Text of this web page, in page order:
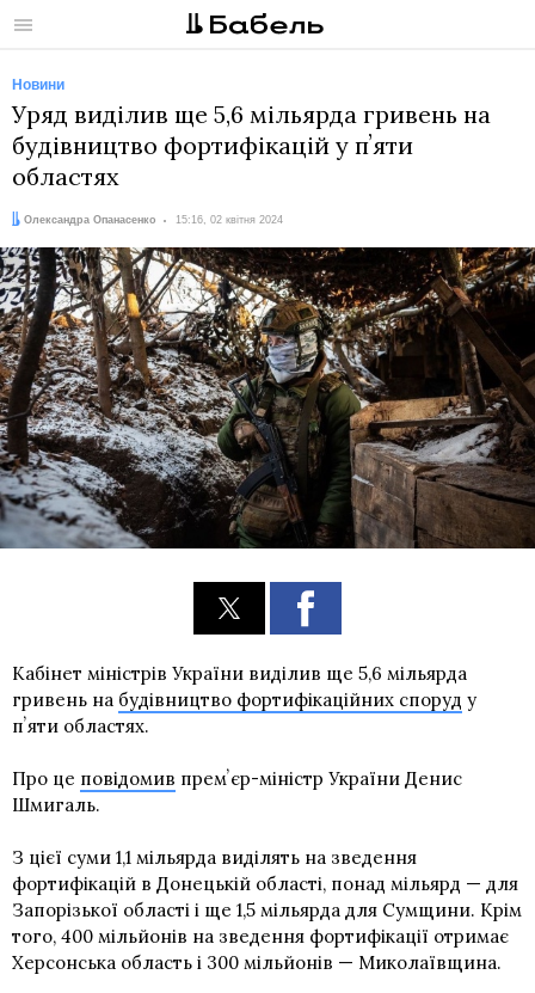
Меню
Новини
Уряд виділив ще 5,6 мільярда гривень на
будівництво фортифікацій у пʼяти
областях
Автор:
Олександра Опанасенко
Дата: 15:16, 02 квітня 2024
Кабінет міністрів України виділив ще 5,6 мільярда
гривень на будівництво фортифікаційних споруд у
пʼяти областях.
Про це повідомив премʼєр-міністр України Денис
Шмигаль.
З цієї суми 1,1 мільярда виділять на зведення
фортифікацій в Донецькій області, понад мільярд — для
Запорізької області і ще 1,5 мільярда для Сумщини. Крім
того, 400 мільйонів на зведення фортифікації отримає
Херсонська область і 300 мільйонів — Миколаївщина.